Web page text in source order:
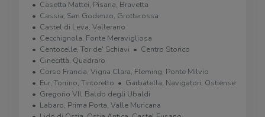
Casetta Mattei, Pisana, Bravetta
Cassia, San Godenzo, Grottarossa
Castel di Leva, Vallerano
Cecchignola, Fonte Meravigliosa
Centocelle, Tor de' Schiavi
Centro Storico
Cinecittà, Quadraro
Corso Francia, Vigna Clara, Fleming, Ponte Milvio
Eur, Torrino, Tintoretto
Garbatella, Navigatori, Ostiense
Gregorio VII, Baldo degli Ubaldi
Labaro, Prima Porta, Valle Muricana